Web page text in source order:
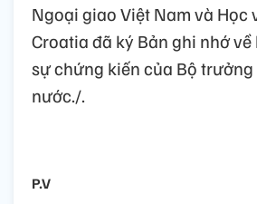
Ngoại giao Việt Nam và Học
Croatia đã ký Bản ghi nhớ
sự chứng kiến của Bộ
nước./.
P.V